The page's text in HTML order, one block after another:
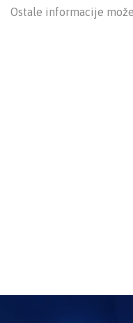
Ostale informacije